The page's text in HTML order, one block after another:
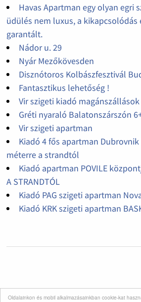
Oldalainkon és mobil alkalmazásainkban cookie-kat
Havas Apartman egy olyan egri
üdülés nem luxus, a kikapcsolódás
garantált.
Nádor u. 29
Nyár Mezőkövesden
Disznótoros Kolbászfesztivál
Fantasztikus lehetőség !
Vir szigeti kiadó magánszállások
Gréti nyaraló Balatonszárszón
Vir szigeti apartman
Kiadó 4 fős apartman
méterre a strandtól
Kiadó apartman POVILE
A STRANDTÓL
Kiadó PAG szigeti apartman
Kiadó KRK szigeti apartman